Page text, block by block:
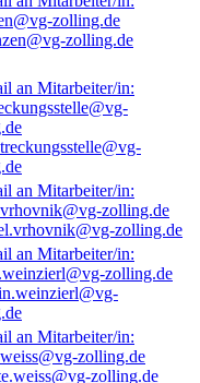
zolling.de
zolling.de
zolling.de